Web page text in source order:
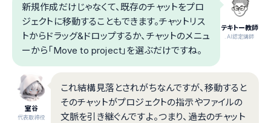
テキトー教師
.AI認定講師
新規作成だけじゃなくて、既存のチャットをプロ
ジェクトに移動することもできます。チャットリス
トからドラッグ&ドロップするか、チャットのメニュ
ーから「Move to project」を選ぶだけですね。
室谷
代表取締役
これ結構見落とされがちなんですが、移動すると
そのチャットがプロジェクトの指示やファイルの
文脈を引き継ぐんですよ。つまり、過去のチャット